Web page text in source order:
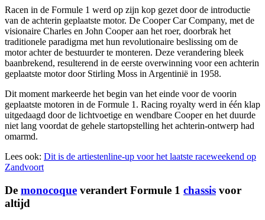
Racen in de Formule 1 werd op zijn kop gezet door de introductie
van de achterin geplaatste motor. De Cooper Car Company, met de
visionaire Charles en John Cooper aan het roer, doorbrak het
traditionele paradigma met hun revolutionaire beslissing om de
motor achter de bestuurder te monteren. Deze verandering bleek
baanbrekend, resulterend in de eerste overwinning voor een achterin
geplaatste motor door Stirling Moss in Argentinië in 1958.
Dit moment markeerde het begin van het einde voor de voorin
geplaatste motoren in de Formule 1. Racing royalty werd in één klap
uitgedaagd door de lichtvoetige en wendbare Cooper en het duurde
niet lang voordat de gehele startopstelling het achterin-ontwerp had
omarmd.
Lees ook: Dit is de artiestenline-up voor het laatste raceweekend op
Zandvoort
De monocoque verandert Formule 1 chassis voor
altijd